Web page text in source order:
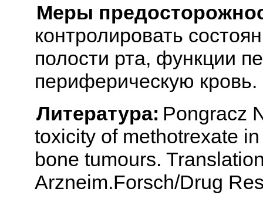
Меры
контролировать
полости рта, функции
периферическую кровь.
Литература: Pongracz
toxicity of methotrexate
bone tumours.
Arzneim.Forsch/Drug